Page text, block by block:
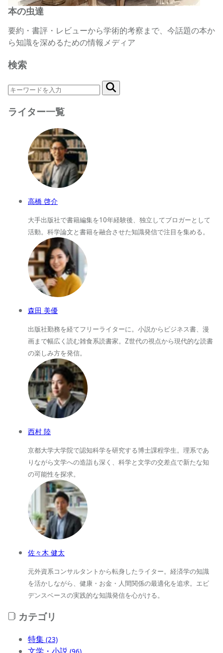
本の虫達
要約・書評・レビューから学術的考察まで、今話題の本か
ら知識を深めるための情報メディア
検索
ライター一覧
高橋 啓介
大手出版社で書籍編集を10年経験後、独立してブロガーとして
活動。科学論文と書籍を融合させた知識発信で注目を集める。
森田 美優
出版社勤務を経てフリーライターに。小説からビジネス書、漫
画まで幅広く読む雑食系読書家。Z世代の視点から現代的な読書
の楽しみ方を発信。
西村 陸
京都大学大学院で認知科学を研究する博士課程学生。理系であ
りながら文学への造詣も深く、科学と文学の交差点で新たな知
の可能性を探求。
佐々木 健太
元外資系コンサルタントから転身したライター。経済学の知識
を活かしながら、健康・お金・人間関係の最適化を追求。エビ
デンスベースの実践的な知識発信を心がける。
カテゴリ
特集 (23)